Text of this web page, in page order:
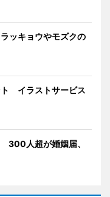
ッキョウやモズクの
ト イラストサービス
300人超が婚姻届、